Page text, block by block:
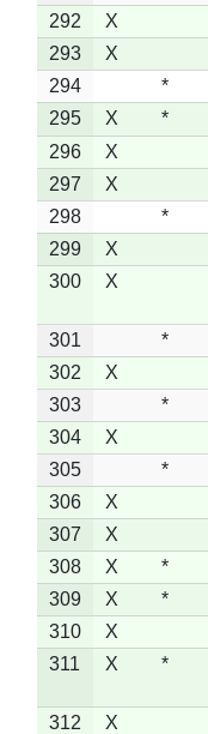
292
X
293
X
294
*
295
X *
296
X
297
X
298
*
299
X
300
X
301 *
302
X
303
*
304
X
305
*
306
X
307
X
308
X *
309
X *
310
X
311
X *
312 X